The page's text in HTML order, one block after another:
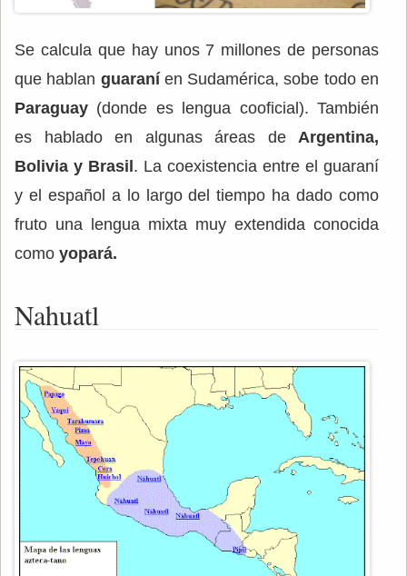
Se calcula que hay unos 7 millones de personas
que hablan guaraníen Sudamérica, sobe todo en
Paraguay (donde es lengua cooficial). También
es hablado en algunas áreas de Argentina,
Bolivia y Brasil. La coexistencia entre el guaraní
y el español a lo largo del tiempo ha dado como
fruto una lengua mixta muy extendida conocida
como yopará.
Nahuatl